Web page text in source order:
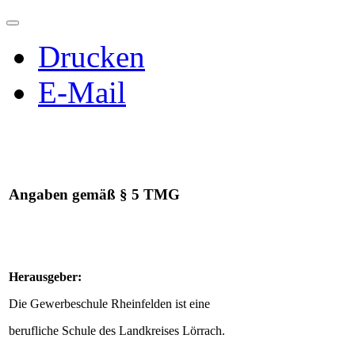
Drucken
E-Mail
Angaben gemäß § 5 TMG
Herausgeber:
Die Gewerbeschule Rheinfelden ist eine
berufliche Schule des Landkreises Lörrach.